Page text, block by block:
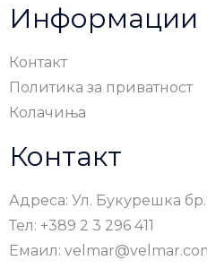
Информации
Контакт
Политика за приватност
Колачиња
Контакт
Адреса: Ул. Букурешка
Тел: +389 2 3 296 411
Емаил: